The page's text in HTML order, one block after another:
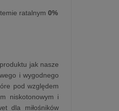
ratalnym 0%
jak nasze
i wygodnego
pod względem
niskotonowym i
dla miłośników